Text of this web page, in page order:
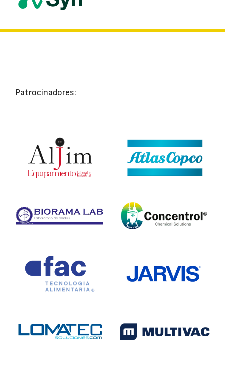
Patrocinadores: